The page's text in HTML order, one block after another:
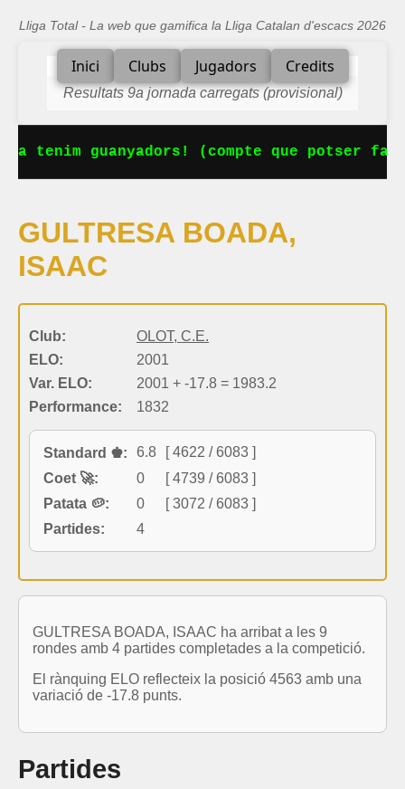
Lliga Total - La web que gamifica la Lliga Catalan d'escacs 2026
Inici Clubs Jugadors Credits
Resultats 9a jornada carregats (provisional)
tenim guanyadors! (compte que potser
GULTRESA BOADA,
ISAAC
Club:
OLOT, C.E.
ELO:
2001
Var. ELO:
2001 + -17.8 = 1983.2
Performance:
1832
Standard ♚: 6.8
[ 4622 / 6083 ]
Coet 🚀:
0
[ 4739 / 6083 ]
Patata 🥔:
0
[ 3072 / 6083 ]
Partides:
4
GULTRESA BOADA, ISAAC ha arribat a les 9
rondes amb 4 partides completades a la competició.
El rànquing ELO reflecteix la posició 4563 amb una
variació de -17.8 punts.
Partides